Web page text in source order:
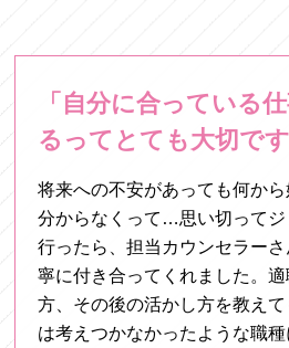
「自分に合っている
るって とても大切です
将来への不安があっても何か
分からなくって…思い切ってジ
行ったら、担当カウンセラー
寧に付き合ってくれました。
方、その後の活かし方を教え
は考えつかなかったような職